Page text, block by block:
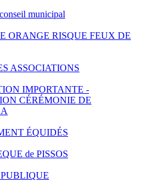
municipal
ORANGE RISQUE FEUX DE
ASSOCIATIONS
IMPORTANTE -
CÉRÉMONIE DE
ÉQUIDÉS
de PISSOS